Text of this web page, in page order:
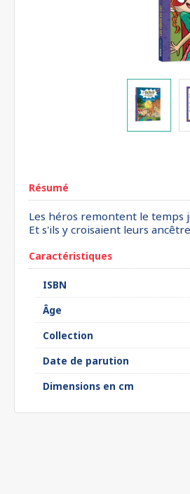
Résumé
Les héros remontent le temps
Et s'ils y croisaient leurs
Caractéristiques
ISBN
Âge
Collection
Date de parution
Dimensions en cm